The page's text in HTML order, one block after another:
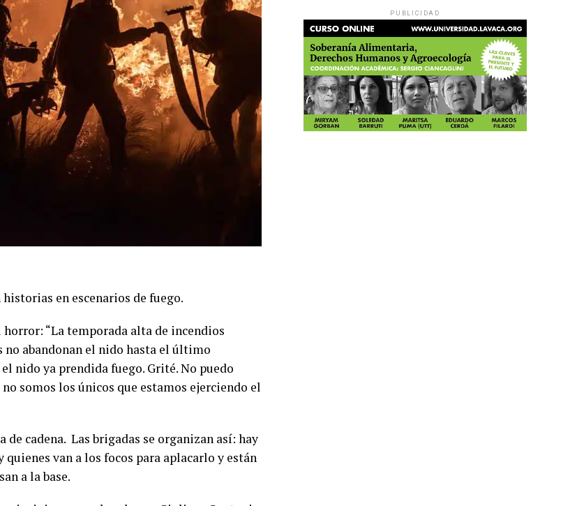
en escenarios de fuego.
horror: “La temporada alta de incendios
no abandonan el nido hasta el último
nido ya prendida fuego. Grité. No puedo
somos los únicos que estamos ejerciendo el
cadena. Las brigadas se organizan así: hay
van a los focos para aplacarlo y están
a la base.
PUBLICIDAD